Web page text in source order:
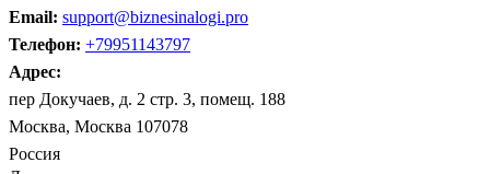
Email: support@biznesinalogi.pro
Телефон: +79951143797
Адрес:
пер Докучаев, д. 2 стр. 3, помещ. 188
Москва, Москва 107078
Россия